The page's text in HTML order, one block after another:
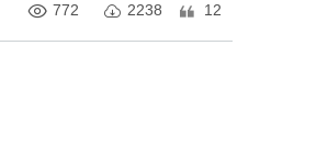
772 2238 12